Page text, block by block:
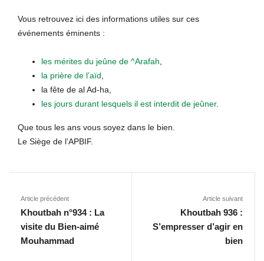
Vous retrouvez ici des informations utiles sur ces
événements éminents :
les mérites du jeûne de ^Arafah
la prière de l’aïd
la fête de al Ad-ha,
les jours durant lesquels il est interdit de jeûner.
Que tous les ans vous soyez dans le bien.
Le Siège de l’APBIF.
Article précédent
Khoutbah n°934 : La
visite du Bien-aimé
Mouhammad
Article suivant
Khoutbah 936 :
S’empresser d’agir en
bien